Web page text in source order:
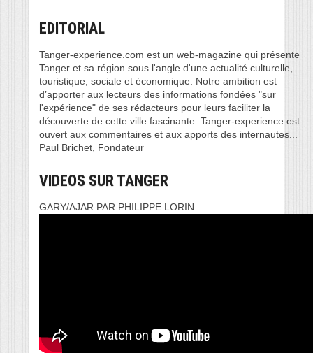
EDITORIAL
Tanger-experience.com est un web-magazine qui présente
Tanger et sa région sous l'angle d'une actualité culturelle,
touristique, sociale et économique. Notre ambition est
d’apporter aux lecteurs des informations fondées "sur
l'expérience" de ses rédacteurs pour leurs faciliter la
découverte de cette ville fascinante. Tanger-experience est
ouvert aux commentaires et aux apports des internautes...
Paul Brichet, Fondateur
VIDEOS SUR TANGER
GARY/AJAR PAR PHILIPPE LORIN